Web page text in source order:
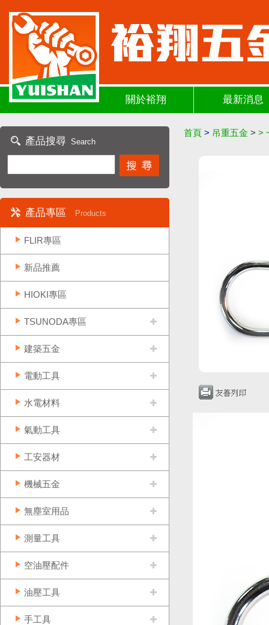
關於裕翔 最新消息
產品搜尋 Search
產品專區 Products
FLIR專區
新品推薦
HIOKI專區
TSUNODA專區
建築五金
電動工具
水電材料
氣動工具
工安器材
機械五金
無塵室用品
測量工具
空油壓配件
油壓工具
手工具
首頁 > 吊重五金 > >